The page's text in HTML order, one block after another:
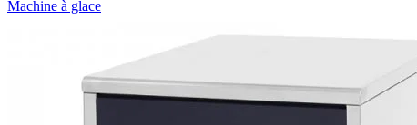
Machine à glace